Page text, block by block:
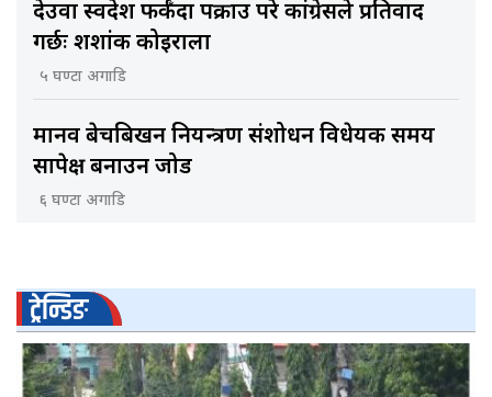
देउवा स्वदेश फर्कँदा पक्राउ परे कांग्रेसले प्रतिवाद
गर्छः शशांक कोइराला
५ घण्टा अगाडि
मानव बेचबिखन नियन्त्रण संशोधन विधेयक समय
सापेक्ष बनाउन जोड
६ घण्टा अगाडि
ट्रेन्डिङ